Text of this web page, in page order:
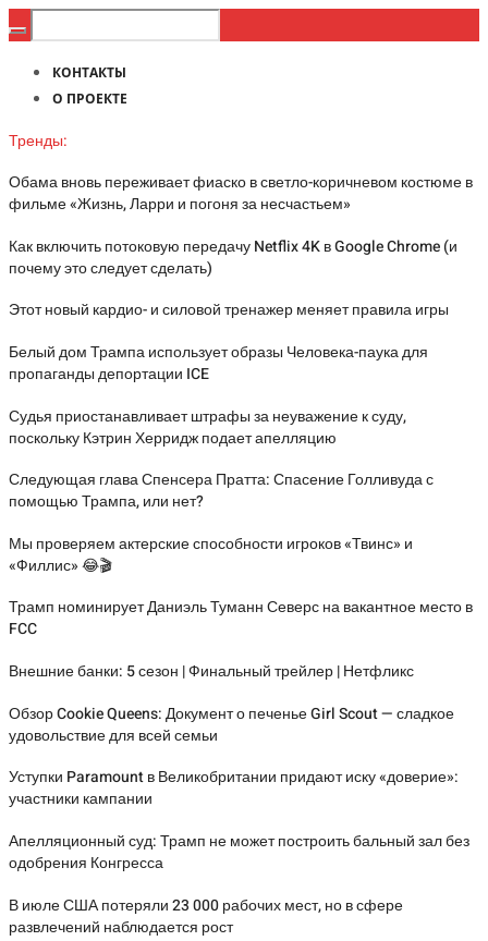
КОНТАКТЫ
О ПРОЕКТЕ
Тренды:
Обама вновь переживает фиаско в светло-коричневом костюме в
фильме «Жизнь, Ларри и погоня за несчастьем»
Как включить потоковую передачу Netflix 4K в Google Chrome (и
почему это следует сделать)
Этот новый кардио- и силовой тренажер меняет правила игры
Белый дом Трампа использует образы Человека-паука для
пропаганды депортации ICE
Судья приостанавливает штрафы за неуважение к суду,
поскольку Кэтрин Херридж подает апелляцию
Следующая глава Спенсера Пратта: Спасение Голливуда с
помощью Трампа, или нет?
Мы проверяем актерские способности игроков «Твинс» и
«Филлис» 😂🎬
Трамп номинирует Даниэль Туманн Северс на вакантное место в
FCC
Внешние банки: 5 сезон | Финальный трейлер | Нетфликс
Обзор Cookie Queens: Документ о печенье Girl Scout — сладкое
удовольствие для всей семьи
Уступки Paramount в Великобритании придают иску «доверие»:
участники кампании
Апелляционный суд: Трамп не может построить бальный зал без
одобрения Конгресса
В июле США потеряли 23 000 рабочих мест, но в сфере
развлечений наблюдается рост